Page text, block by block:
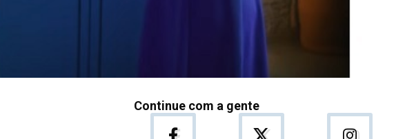
Continue com a gente